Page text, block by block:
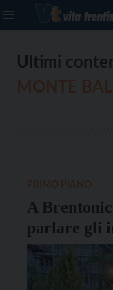
Ultimi
A
parlare gli